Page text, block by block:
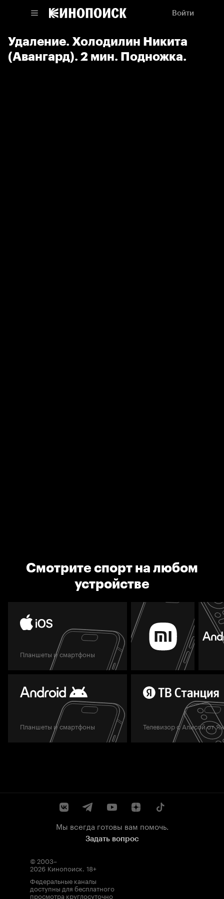
Войти
Удаление. Холодилин Никита
(Авангард). 2 мин. Подножка.
Смотрите спорт на любом
устройстве
Планшеты и смартфоны
Планшеты и смартфоны Телевизор с Алисой от
Мы всегда готовы вам помочь.
Задать вопрос
© 2003–
2026 Кинопоиск. 18+
Федеральные каналы
доступны для бесплатного
просмотра круглосуточно